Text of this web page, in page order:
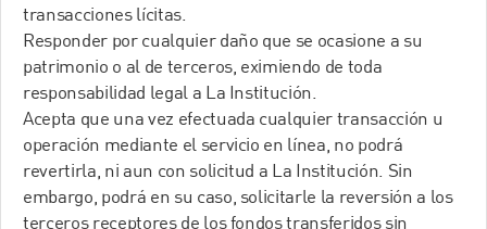
transacciones lícitas.
Responder por cualquier daño que se ocasione a su
patrimonio o al de terceros, eximiendo de toda
responsabilidad legal a La Institución.
Acepta que una vez efectuada cualquier transacción u
operación mediante el servicio en línea, no podrá
revertirla, ni aun con solicitud a La Institución. Sin
embargo, podrá en su caso, solicitarle la reversión a los
terceros receptores de los fondos transferidos sin